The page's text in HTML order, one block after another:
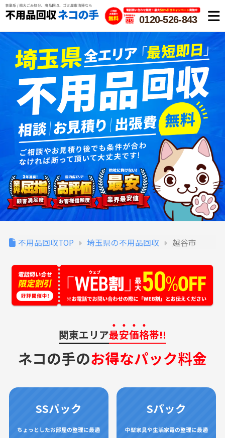
0120-526-843
不用品回収TOP 埼玉県の不用品回収 越谷市
関東エリア最安価格帯!!
ネコの手のお得なパック料金
SSパック
ちょっとしたお部屋の整理に最適
Sパック
中型家具や生活家電の整理に最適